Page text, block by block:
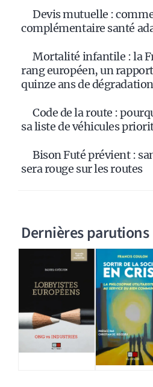
Devis mutuelle :
complémentaire santé
Mortalité infantile : la
rang européen, un
quinze ans de dégradation
Code de la route :
sa liste de véhicules
Bison Futé prévient :
sera rouge sur les routes
Dernières parutions